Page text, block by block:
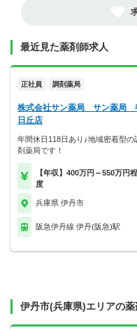
最近見た薬剤師求人
正社員 調剤薬局
株式会社サン薬局 サン薬局
日丘店
年間休日118日あり♪地域密着型の
剤薬局です！
【年収】400万円～550万円程
度
兵庫県 伊丹市
阪急伊丹線 伊丹(阪急)駅
伊丹市(兵庫県)エリアの薬